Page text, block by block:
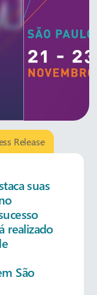
Release
suas
realizado
São